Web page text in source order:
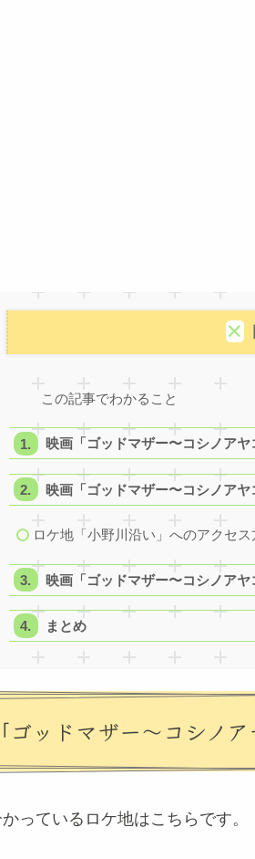
この記事でわかること
映画「ゴッドマザー〜コシノア
映画「ゴッドマザー〜コシノア
ロケ地「小野川沿い」へのアクセス
映画「ゴッドマザー〜コシノア
まとめ
ゴッドマザー〜コシノ
っているロケ地はこちらです。